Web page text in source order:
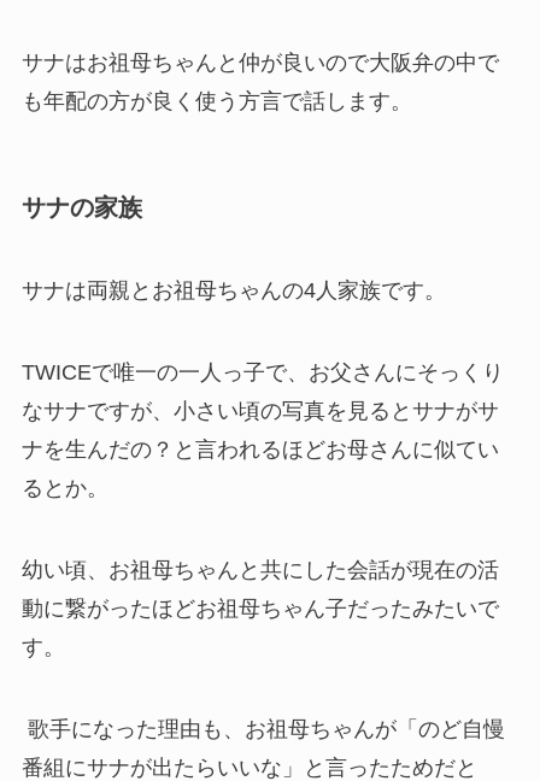
サナはお祖母ちゃんと仲が良いので大阪弁の中で
も年配の方が良く使う方言で話します。
サナの家族
サナは両親とお祖母ちゃんの4人家族です。
TWICEで唯一の一人っ子で、お父さんにそっくり
なサナですが、小さい頃の写真を見るとサナがサ
ナを生んだの？と言われるほどお母さんに似てい
るとか。
幼い頃、お祖母ちゃんと共にした会話が現在の活
動に繋がったほどお祖母ちゃん子だったみたいで
す。
歌手になった理由も、お祖母ちゃんが「のど自慢
番組にサナが出たらいいな」と言ったためだと